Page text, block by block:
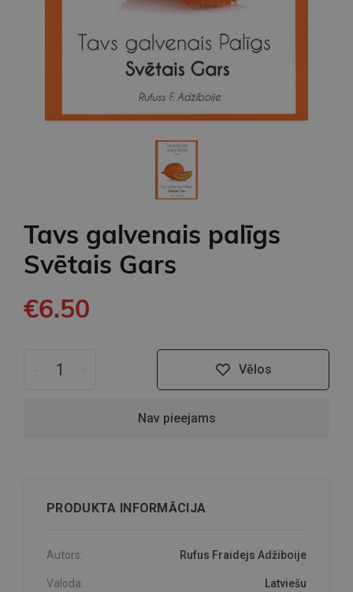
Tavs galvenais palīgs
Svētais Gars
€6.50
Vēlos
Nav pieejams
PRODUKTA INFORMĀCIJA
Autors: Rufus Fraidejs Adžiboije
Valoda: Latviešu